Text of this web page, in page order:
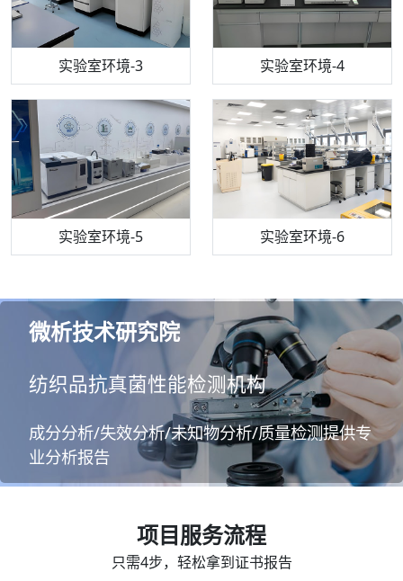
实验室环境-3 实验室环境-4
实验室环境-5 实验室环境-6
机构质检技术员-3 机构质检技术员-4
机构质检技术员-5 机构质检技术员-6
高效液相色谱仪 流式细胞仪
气相色谱仪 万能力学试验仪
微析技术研究院
纺织品抗真菌性能检测机构
成分分析/失效分析/未知物分析/质量检测提供专
业分析报告
项目服务流程
只需4步，轻松拿到证书报告